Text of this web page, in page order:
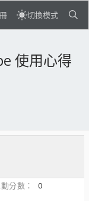
切換模式
使用心得
分數
0